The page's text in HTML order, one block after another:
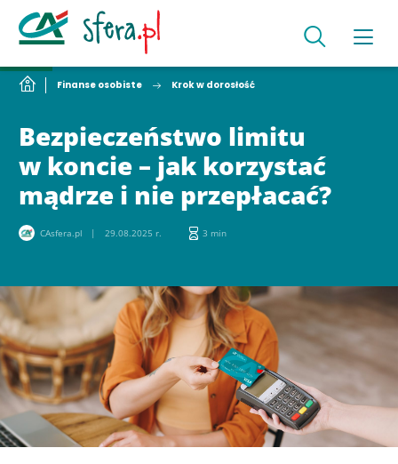
Finanse osobiste Krok w dorosłość
Bezpieczeństwo limitu
w koncie – jak korzystać
mądrze i nie przepłacać?
CAsfera.pl 29.08.2025 r. 3 min